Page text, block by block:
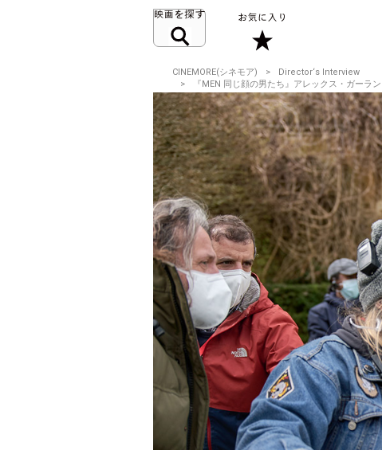
CINEMORE(シネモア)
Director‘s Interview
『MEN 同じ顔の男たち』アレックス・ガー